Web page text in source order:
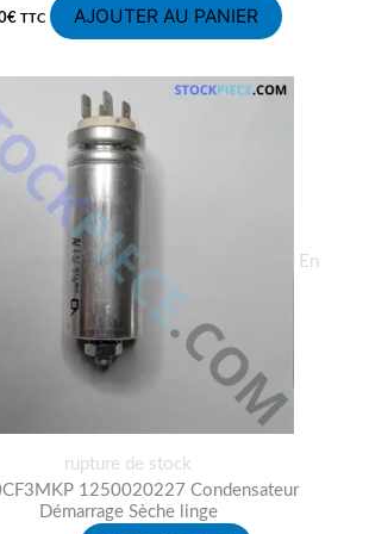
€ TTC AJOUTER AU PANIER
En
rupture de stock
1250020227 Condensateur
Démarrage Sèche linge